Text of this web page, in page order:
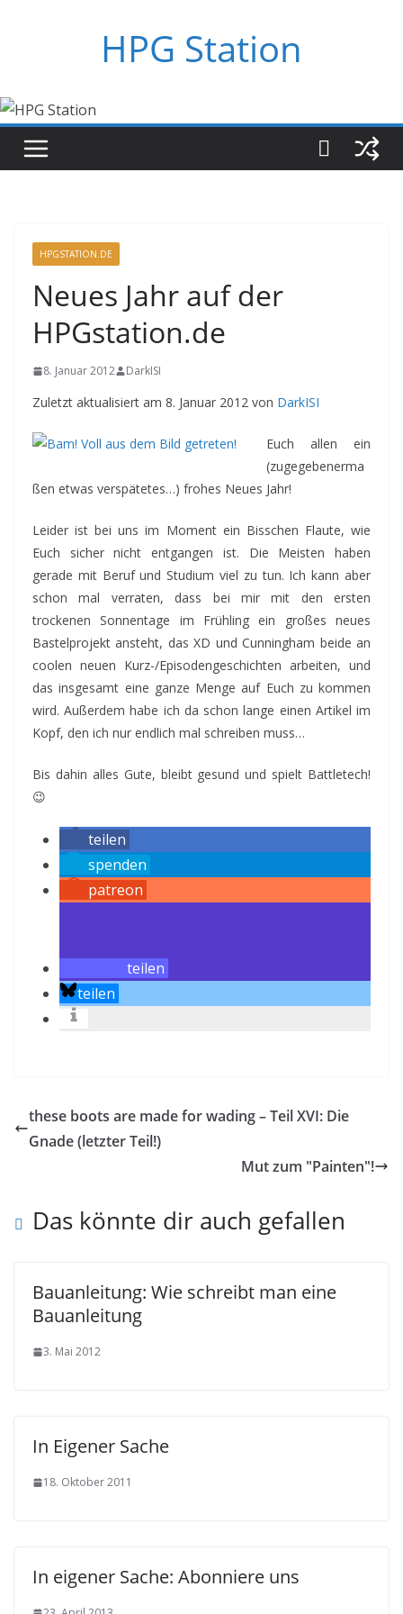
HPG Station
HPGSTATION.DE
Neues Jahr auf der
HPGstation.de
8. Januar 2012 DarkISI
Zuletzt aktualisiert am 8. Januar 2012 von DarkISI
Euch allen ein
(zugegebenerma
ßen etwas verspätetes…) frohes Neues Jahr!
Leider ist bei uns im Moment ein Bisschen Flaute, wie
Euch sicher nicht entgangen ist. Die Meisten haben
gerade mit Beruf und Studium viel zu tun. Ich kann aber
schon mal verraten, dass bei mir mit den ersten
trockenen Sonnentage im Frühling ein großes neues
Bastelprojekt ansteht, das XD und Cunningham beide an
coolen neuen Kurz-/Episodengeschichten arbeiten, und
das insgesamt eine ganze Menge auf Euch zu kommen
wird. Außerdem habe ich da schon lange einen Artikel im
Kopf, den ich nur endlich mal schreiben muss…
Bis dahin alles Gute, bleibt gesund und spielt Battletech!
😉
teilen
spenden
patreon
teilen
teilen
these boots are made for wading – Teil XVI: Die
Gnade (letzter Teil!)
Mut zum "Painten"!
Das könnte dir auch gefallen
Bauanleitung: Wie schreibt man eine
Bauanleitung
3. Mai 2012
In Eigener Sache
18. Oktober 2011
In eigener Sache: Abonniere uns